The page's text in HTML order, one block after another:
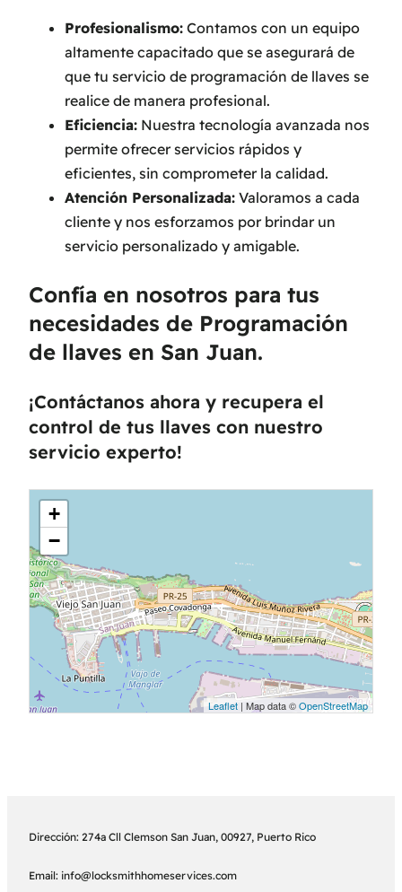
Profesionalismo: Contamos con un equipo
altamente capacitado que se asegurará de
que tu servicio de programación de llaves se
realice de manera profesional.
Eficiencia: Nuestra tecnología avanzada nos
permite ofrecer servicios rápidos y
eficientes, sin comprometer la calidad.
Atención Personalizada: Valoramos a cada
cliente y nos esforzamos por brindar un
servicio personalizado y amigable.
Confía en nosotros para tus
necesidades de Programación
de llaves en San Juan.
¡Contáctanos ahora y recupera el
control de tus llaves con nuestro
servicio experto!
+
−
Leaflet | Map data ©OpenStreetMap
Dirección: 274a Cll Clemson San Juan, 00927, Puerto Rico
Email: info@locksmithhomeservices.com